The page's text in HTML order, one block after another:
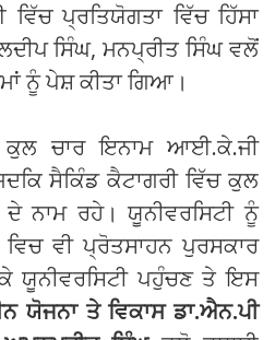
ਪ੍ਰਤਿਯੋਗਤਾ ਵਿੱਚ ਹਿੱਸਾ
ਸਿੰਘ, ਮਨਪ੍ਰੀਤ ਸਿੰਘ ਵਲੋਂ
ਨੂੰ ਪੇਸ਼ ਕੀਤਾ ਗਿਆ।
ਕੁਲ ਚਾਰ ਇਨਾਮ ਆਈ.ਕੇ.ਜੀ
ਸੈਕਿੰਡ ਕੈਟਾਗਰੀ ਵਿੱਚ ਕੁਲ
ਨਾਮ ਰਹੇ। ਯੂਨੀਵਰਸਿਟੀ ਨੂੰ
ਵਿਚ ਵੀ ਪ੍ਰੋਤਸਾਹਨ ਪੁਰਸਕਾਰ
ਯੂਨੀਵਰਸਿਟੀ ਪਹੁੰਚਣ ਤੇ ਇਸ
ਯੋਜਨਾ ਤੇ ਵਿਕਾਸ ਡਾ.ਐਨ.ਪੀ